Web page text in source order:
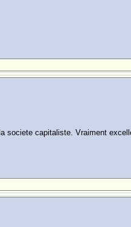
societe capitaliste. Vraiment